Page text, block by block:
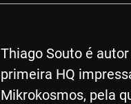
Thiago Souto é
primeira HQ
Mikrokosmos, pela